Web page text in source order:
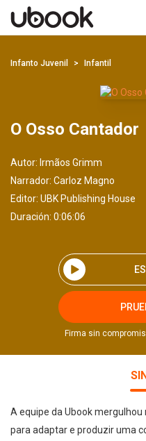
Infanto Juvenil Infantil
O Osso Cantador
Autor: Irmãos Grimm
Narrador: Carloz Magno
Editor: UBK Publishing House
Duración: 0:06:06
Firma sin
A equipe da Ubook
para adaptar e produzir uma